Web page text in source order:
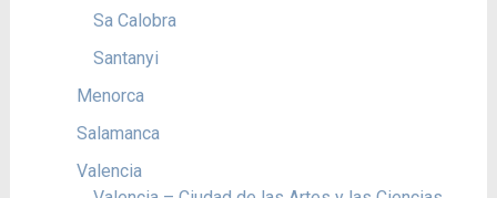
Sa Calobra
Santanyi
Menorca
Salamanca
Valencia